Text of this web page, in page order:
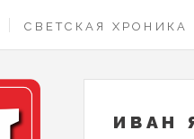
СВЕТСКАЯ ХРОНИКА
ИВАН